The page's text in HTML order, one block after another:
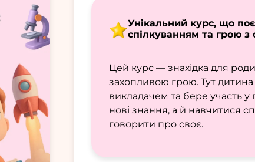
Унікальний курс, що
спілкуванням та грою з
Цей курс — знахідка для
захопливою грою. Тут дитина
викладачем та бере участь
нові знання, а й навчитися
говорити про своє.